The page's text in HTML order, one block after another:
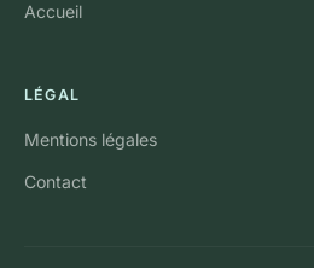
Accueil
LÉGAL
Mentions légales
Contact